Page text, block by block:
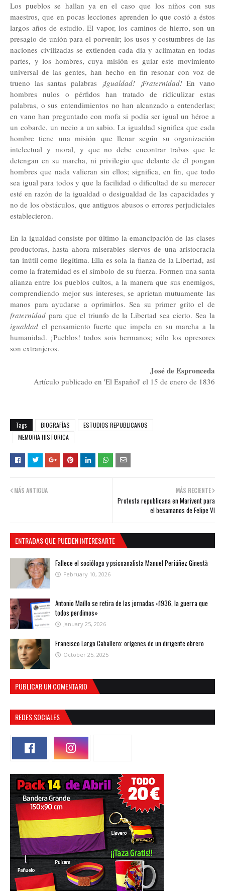
Los pueblos se hallan ya en el caso que los niños con sus
maestros, que en pocas lecciones aprenden lo que costó a éstos
largos años de estudio. El vapor, los caminos de hierro, son un
presagio de unión para el porvenir; los usos y costumbres de las
naciones civilizadas se extienden cada día y aclimatan en todas
partes, y los hombres, cuya misión es guiar este movimiento
universal de las gentes, han hecho en fin resonar con voz de
trueno las santas palabras
¡Igualdad! ¡Fraternidad!En vano
hombres nulos o pérfidos han tratado de ridiculizar estas
palabras, o sus entendimientos no han alcanzado a entenderlas;
en vano han preguntado con mofa si podía ser igual un héroe a
un cobarde, un necio a un sabio. La igualdad significa que cada
hombre tiene una misión que llenar según su organización
intelectual y moral, y que no debe encontrar trabas que le
detengan en su marcha, ni privilegio que delante de él pongan
hombres que nada valieran sin ellos; significa, en fin, que todo
sea igual para todos y que la facilidad o dificultad de su merecer
esté en razón de la igualdad o desigualdad de las capacidades y
no de los obstáculos, que antiguos abusos o errores perjudiciales
establecieron.
En la igualdad consiste por último la emancipación de las clases
productoras, hasta ahora miserables siervos de una aristocracia
tan inútil como ilegítima. Ella es sola la fianza de la Libertad, así
como la fraternidad es el símbolo de su fuerza. Formen una santa
alianza entre los pueblos cultos, a la manera que sus enemigos,
comprendiendo mejor sus intereses, se aprietan mutuamente las
manos para ayudarse a oprimirlos. Sea su primer grito el de
fraternidad para que el triunfo de la Libertad sea cierto. Sea la
igualdad el pensamiento fuerte que impela en su marcha a la
humanidad. ¡Pueblos! todos sois hermanos; sólo los opresores
son extranjeros.
José de Espronceda
Artículo publicado en 'El Español' el 15 de enero de 1836
Tags BIOGRAFÍAS
ESTUDIOS REPUBLICANOS
MEMORIA HISTORICA
MÁS RECIENTE
Protesta republicana en Marivent para
el besamanos de Felipe VI
MÁS ANTIGUA
ENTRADAS QUE PUEDEN INTERESARTE
Fallece el sociólogo y psicoanalista Manuel Periáñez Ginestà
February 10, 2026
Antonio Maíllo se retira de las jornadas «1936, la guerra que
todos perdimos»
January 25, 2026
Francisco Largo Caballero: orígenes de un dirigente obrero
October 25, 2025
PUBLICAR UN COMENTARIO
REDES SOCIALES